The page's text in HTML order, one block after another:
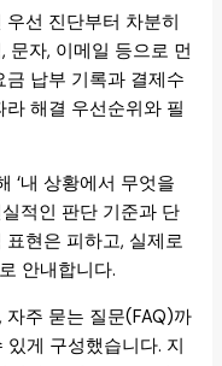
선 진단부터 차분히
문자, 이메일 등으로 먼
납부 기록과 결제수
해결 우선순위와 필
‘내 상황에서 무엇을
적인 판단 기준과 단
현은 피하고, 실제로
안내합니다.
주 묻는 질문(FAQ)까
게 구성했습니다. 지